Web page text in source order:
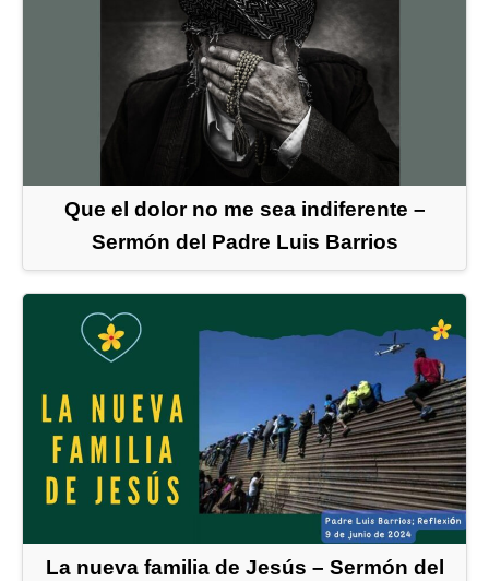
Que el dolor no me sea indiferente –
Sermón del Padre Luis Barrios
La nueva familia de Jesús – Sermón del